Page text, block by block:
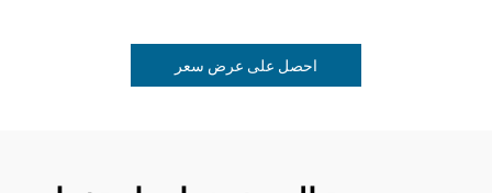
احصل على عرض سعر